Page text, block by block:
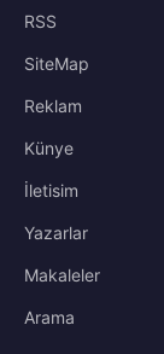
RSS
SiteMap
Reklam
Künye
İletisim
Yazarlar
Makaleler
Arama